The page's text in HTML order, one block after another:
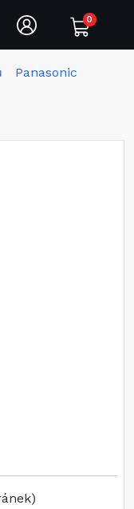
0
Panasonic